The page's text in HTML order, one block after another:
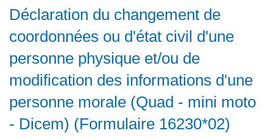
Déclaration du changement de
coordonnées ou d'état civil d'une
personne physique et/ou de
modification des informations d'une
personne morale (Quad - mini moto
- Dicem) (Formulaire 16230*02)